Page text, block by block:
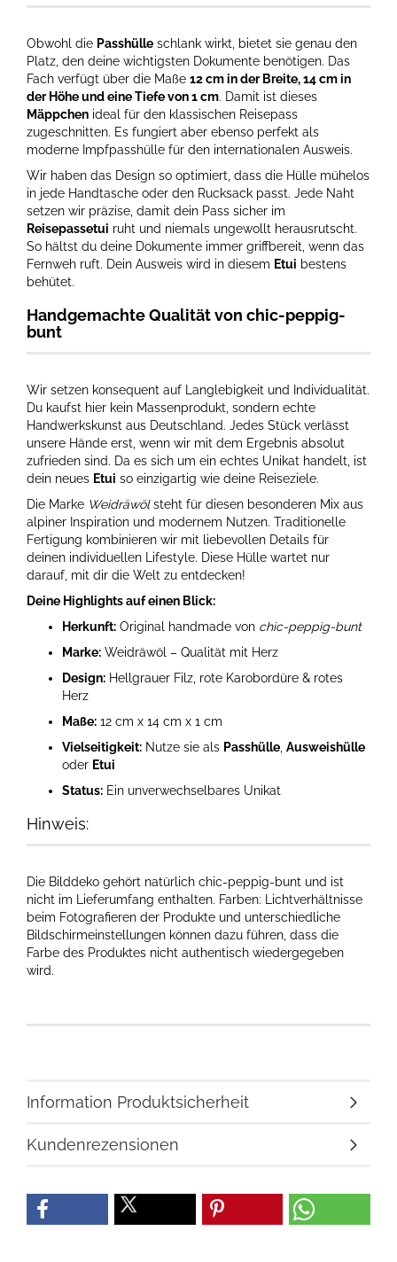
Obwohl die Passhülle schlank wirkt, bietet sie genau den
Platz, den deine wichtigsten Dokumente benötigen. Das
Fach verfügt über die Maße 12 cm in der Breite, 14 cm in
der Höhe und eine Tiefe von 1 cm. Damit ist dieses
Mäppchen ideal für den klassischen Reisepass
zugeschnitten. Es fungiert aber ebenso perfekt als
moderne Impfpasshülle für den internationalen Ausweis.
Wir haben das Design so optimiert, dass die Hülle mühelos
in jede Handtasche oder den Rucksack passt. Jede Naht
setzen wir präzise, damit dein Pass sicher im
Reisepassetui ruht und niemals ungewollt herausrutscht.
So hältst du deine Dokumente immer griffbereit, wenn das
Fernweh ruft. Dein Ausweis wird in diesem Etui bestens
behütet.
Handgemachte Qualität von chic-peppig-
bunt
Wir setzen konsequent auf Langlebigkeit und Individualität.
Du kaufst hier kein Massenprodukt, sondern echte
Handwerkskunst aus Deutschland. Jedes Stück verlässt
unsere Hände erst, wenn wir mit dem Ergebnis absolut
zufrieden sind. Da es sich um ein echtes Unikat handelt, ist
dein neues Etui so einzigartig wie deine Reiseziele.
Die Marke Weidräwölsteht für diesen besonderen Mix aus
alpiner Inspiration und modernem Nutzen. Traditionelle
Fertigung kombinieren wir mit liebevollen Details für
deinen individuellen Lifestyle. Diese Hülle wartet nur
darauf, mit dir die Welt zu entdecken!
Deine Highlights auf einen Blick:
Herkunft: Original handmade von chic-peppig-bunt
Marke: Weidräwöl – Qualität mit Herz
Design: Hellgrauer Filz, rote Karobordüre & rotes
Herz
Maße: 12 cm x 14 cm x 1 cm
Vielseitigkeit: Nutze sie als Passhülle Ausweishülle
oder Etui
Status: Ein unverwechselbares Unikat
Hinweis:
Die Bilddeko gehört natürlich chic-peppig-bunt und ist
nicht im Lieferumfang enthalten. Farben: Lichtverhältnisse
beim Fotografieren der Produkte und unterschiedliche
Bildschirmeinstellungen können dazu führen, dass die
Farbe des Produktes nicht authentisch wiedergegeben
wird.​
Information Produktsicherheit
Kundenrezensionen